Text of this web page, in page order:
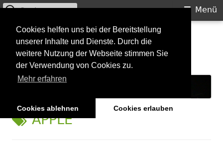
Cookies helfen uns bei der Bereitstellung
unserer Inhalte und Dienste. Durch die
weitere Nutzung der Webseite stimmen Sie
der Verwendung von Cookies zu.
Mehr erfahren
Cookies ablehnen Cookies erlauben
Springe
Inhalt
Starkilla
Konzertberichte und mehr
Primäres
Menü
Menü
Suchen
SCHLAGWORT:
APPLE